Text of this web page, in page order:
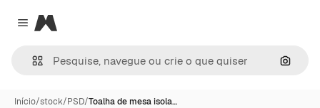
Close menu
Magnific
Início/stock/PSD/Toalha de mesa isola…